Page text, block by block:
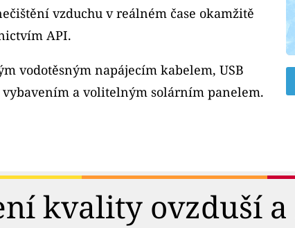
vzduchu v reálném čase okamžitě
API.
vodotěsným napájecím kabelem, USB
a volitelným solárním panelem.
kvality ovzduší